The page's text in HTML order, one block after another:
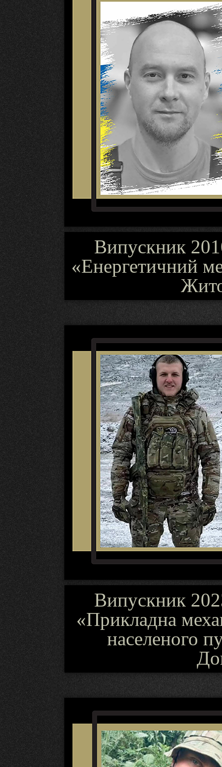
Випускник
«Енергетичний
Випускник
«Прикладна
населеного